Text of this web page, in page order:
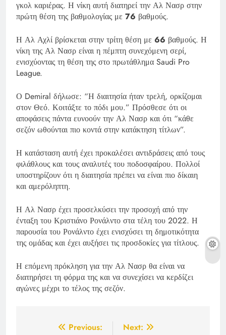
γκολ καριέρας. Η νίκη αυτή διατηρεί την Αλ Νασρ στην
πρώτη θέση της βαθμολογίας με 76 βαθμούς.
Η Αλ Αχλί βρίσκεται στην τρίτη θέση με 66 βαθμούς. Η
νίκη της Αλ Νασρ είναι η πέμπτη συνεχόμενη σερί,
ενισχύοντας τη θέση της στο πρωτάθλημα Saudi Pro
League.
Ο Demiral δήλωσε: “Η διαιτησία ήταν τρελή, ορκίζομαι
στον Θεό. Κοιτάξτε το πόδι μου.” Πρόσθεσε ότι οι
αποφάσεις πάντα ευνοούν την Αλ Νασρ και ότι “κάθε
σεζόν ωθούνται πιο κοντά στην κατάκτηση τίτλων”.
Η κατάσταση αυτή έχει προκαλέσει αντιδράσεις από τους
φιλάθλους και τους αναλυτές του ποδοσφαίρου. Πολλοί
υποστηρίζουν ότι η διαιτησία πρέπει να είναι πιο δίκαιη
και αμερόληπτη.
Η Αλ Νασρ έχει προσελκύσει την προσοχή από την
ένταξη του Κριστιάνο Ρονάλντο στα τέλη του 2022. Η
παρουσία του Ρονάλντο έχει ενισχύσει τη δημοτικότητα
της ομάδας και έχει αυξήσει τις προσδοκίες για τίτλους.
Η επόμενη πρόκληση για την Αλ Νασρ θα είναι να
διατηρήσει τη φόρμα της και να συνεχίσει να κερδίζει
αγώνες μέχρι το τέλος της σεζόν.
Previous:
Next: